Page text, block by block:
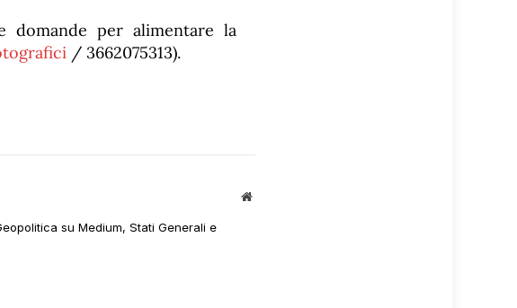
domande per alimentare la
/ 3662075313).
Sito
su Medium, Stati Generali e